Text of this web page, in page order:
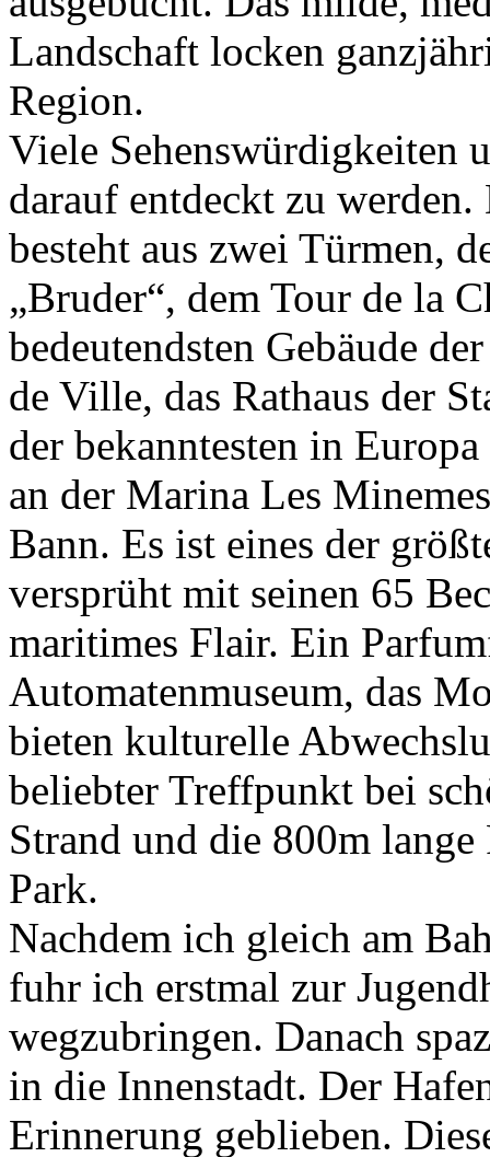
Landschaft locken
Region.
Viele Sehenswürdigkeiten
darauf entdeckt zu werden.
besteht aus zwei Türmen,
„Bruder“, dem Tour de la
bedeutendsten Gebäude
de Ville, das Rathaus der
der bekanntesten in
an der Marina Les
Bann. Es ist eines der
versprüht mit seinen 65
maritimes Flair. Ein
Automatenmuseum, das
bieten kulturelle
beliebter Treffpunkt bei
Strand und die 800m
Park.
Nachdem ich gleich am
fuhr ich erstmal zur
wegzubringen. Danach
in die Innenstadt. Der
Erinnerung geblieben.